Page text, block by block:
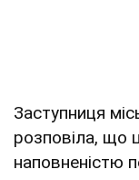
Заступниця
розповіла, що
наповненістю